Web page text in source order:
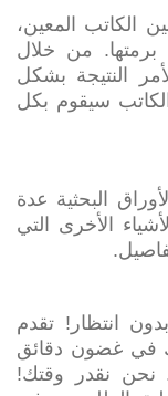
الكاتب المعين،
من خلال
النتيجة بشكل
سيقوم بكل
البحثية عدة
الأخرى التي
انتظار! تقدم
في غضون دقائق
نقدر وقتك!